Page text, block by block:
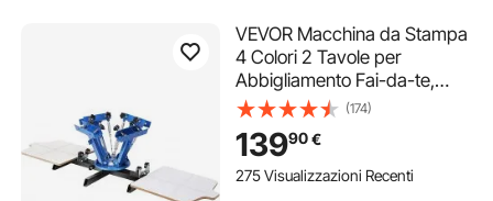
VEVOR Macchina da Stampa
4 Colori 2 Tavole per
Abbigliamento Fai-da-te,
Stampante per Serigrafia in
Acciaio Laminato Serigrafica
Manuale 4 Colori 2 Tavole
Dimensioni da Stampa
(174)
13990€
275 Visualizzazioni Recenti